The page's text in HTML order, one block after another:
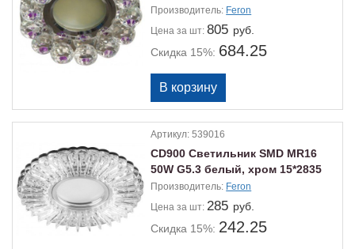
прозр 15*2535
Производитель: Feron
Цена за шт:805 руб.
Скидка 15%: 684.25
Артикул:539016
CD900 Светильник SMD MR16
50W G5.3 белый, хром 15*2835
Производитель: Feron
Цена за шт:285 руб.
Скидка 15%: 242.25